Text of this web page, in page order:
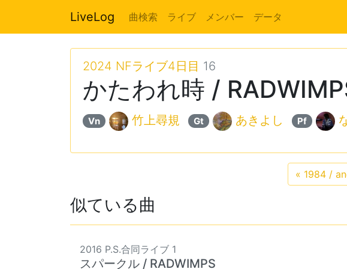
LiveLog 曲検索 ライブ メンバー データ
2024 NFライブ4日目 16
かたわれ時 /
Vn 竹上尋規 Gt あきよし Pf
« 1984 /
似ている曲
2016 P.S.合同ライブ 1
スパークル / RADWIMPS